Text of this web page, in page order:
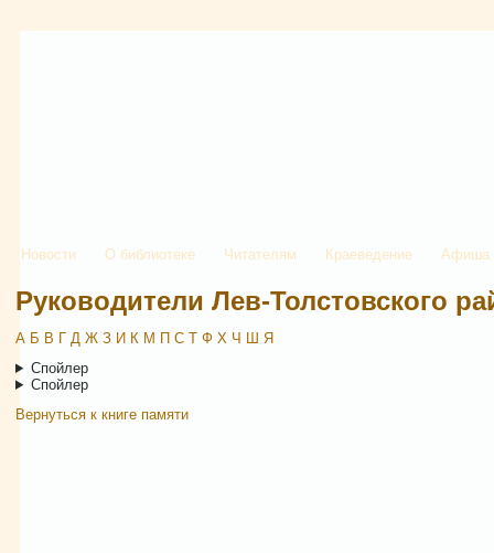
Новости О библиотеке Читателям Краеведение Афиша
Руководители Лев-Толстовского
А Б В Г Д Ж З И К М П С Т Ф Х Ч Ш Я
Спойлер
Спойлер
Вернуться к книге памяти